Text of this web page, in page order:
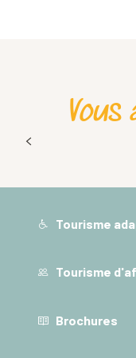
Vous
Que faire en
Tourisme
Tourisme
Brochures